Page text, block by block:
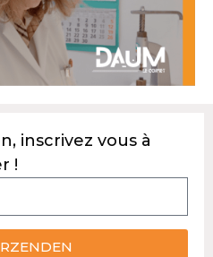
inscrivez vous à
!